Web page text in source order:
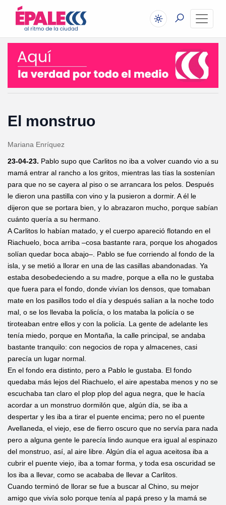
El monstruo
Mariana Enríquez
23-04-23. Pablo supo que Carlitos no iba a volver cuando vio a su
mamá entrar al rancho a los gritos, mientras las tías la sostenían
para que no se cayera al piso o se arrancara los pelos. Después
le dieron una pastilla con vino y la pusieron a dormir. A él le
dijeron que se portara bien, y lo abrazaron mucho, porque sabían
cuánto quería a su hermano.
A Carlitos lo habían matado, y el cuerpo apareció flotando en el
Riachuelo, boca arriba –cosa bastante rara, porque los ahogados
solían quedar boca abajo–. Pablo se fue corriendo al fondo de la
isla, y se metió a llorar en una de las casillas abandonadas. Ya
estaba desobedeciendo a su madre, porque a ella no le gustaba
que fuera para el fondo, donde vivían los densos, que tomaban
mate en los pasillos todo el día y después salían a la noche todo
mal, o se los llevaba la policía, o los mataba la policía o se
tiroteaban entre ellos y con la policía. La gente de adelante les
tenía miedo, porque en Montaña, la calle principal, se andaba
bastante tranquilo: con negocios de ropa y almacenes, casi
parecía un lugar normal.
En el fondo era distinto, pero a Pablo le gustaba. El fondo
quedaba más lejos del Riachuelo, el aire apestaba menos y no se
escuchaba tan claro el plop plop del agua negra, que le hacía
acordar a un monstruo dormilón que, algún día, se iba a
despertar y les iba a tirar el puente encima; pero no el puente
Avellaneda, el viejo, ese de fierro oscuro que no servía para nada
pero a alguna gente le parecía lindo aunque era igual al espinazo
del monstruo, así, al aire libre. Algún día el agua aceitosa iba a
cubrir el puente viejo, iba a tomar forma, y toda esa oscuridad se
los iba a llevar, como se acababa de llevar a Carlitos.
Cuando terminó de llorar se fue a buscar al Chino, su mejor
amigo que vivía solo porque tenía al papá preso y la mamá se